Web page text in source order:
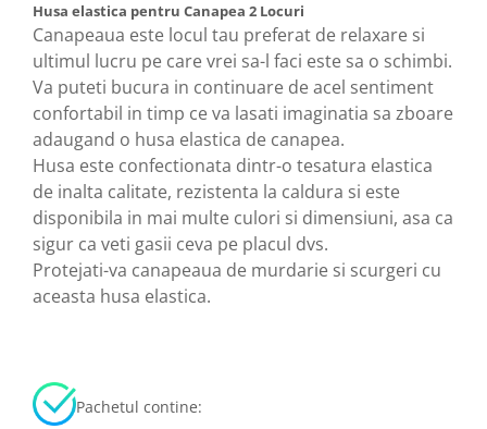
Husa elastica pentru Canapea 2 Locuri
Canapeaua este locul tau preferat de relaxare si
ultimul lucru pe care vrei sa-l faci este sa o schimbi.
Va puteti bucura in continuare de acel sentiment
confortabil in timp ce va lasati imaginatia sa zboare
adaugand o husa elastica de canapea.
Husa este confectionata dintr-o tesatura elastica
de inalta calitate, rezistenta la caldura si este
disponibila in mai multe culori si dimensiuni, asa ca
sigur ca veti gasii ceva pe placul dvs.
Protejati-va canapeaua de murdarie si scurgeri cu
aceasta husa elastica.
Pachetul contine: